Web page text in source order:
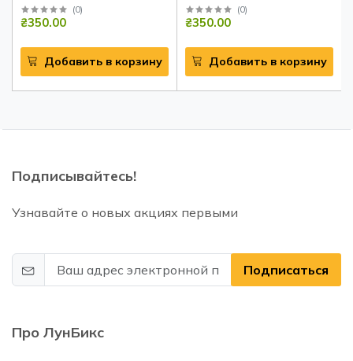
инженерные решения под
ключ
(0)
₴350.00
Добавить в корзину
(0)
₴350.00
Добавить в корзину
Подписывайтесь!
Узнавайте о новых акциях первыми
Подписаться
Про ЛунБикс